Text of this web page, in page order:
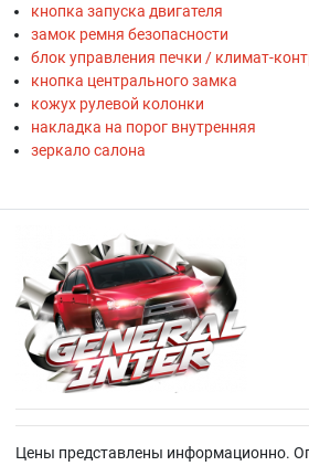
кнопка запуска двигателя
замок ремня безопасности
блок управления печки / климат-
кнопка центрального замка
кожух рулевой колонки
накладка на порог внутренняя
зеркало салона
Цены представлены информационно.